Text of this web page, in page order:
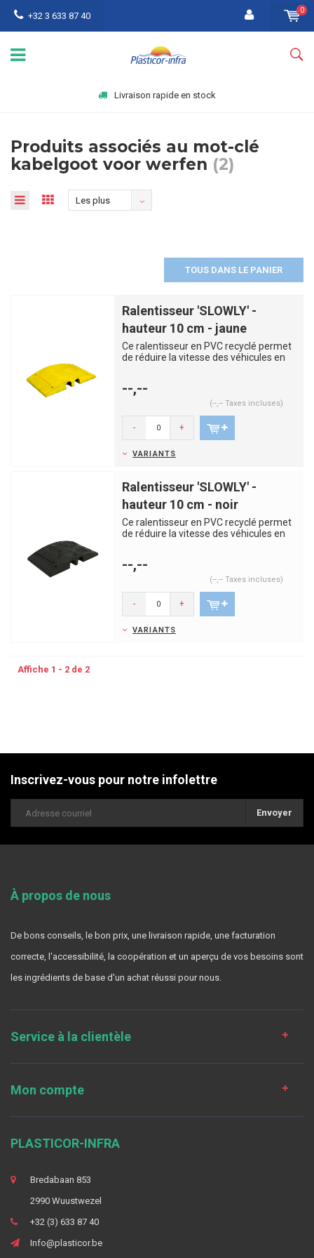
+32 3 633 87 40
0
Livraison rapide en stock
Produits associés au mot-clé
kabelgoot voor werfen (2)
Les plus
TOUS DANS LE PANIER
Ralentisseur 'SLOWLY' -
hauteur 10 cm - jaune
Ce ralentisseur en PVC recyclé permet
de réduire la vitesse des véhicules en
--,--
(--,-- Taxes incluses)
- +
VARIANTS
Ralentisseur 'SLOWLY' -
hauteur 10 cm - noir
Ce ralentisseur en PVC recyclé permet
de réduire la vitesse des véhicules en
--,--
(--,-- Taxes incluses)
- +
VARIANTS
Affiche 1 - 2 de 2
Inscrivez-vous pour notre infolettre
Envoyer
À propos de nous
De bons conseils, le bon prix, une livraison rapide, une facturation
correcte, l'accessibilité, la coopération et un aperçu de vos besoins sont
les ingrédients de base d'un achat réussi pour nous.
Service à la clientèle
Mon compte
PLASTICOR-INFRA
Bredabaan 853
2990 Wuustwezel
+32 (3) 633 87 40
Info@plasticor.be